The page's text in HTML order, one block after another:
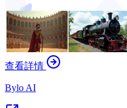
查看詳情
Bylo AI